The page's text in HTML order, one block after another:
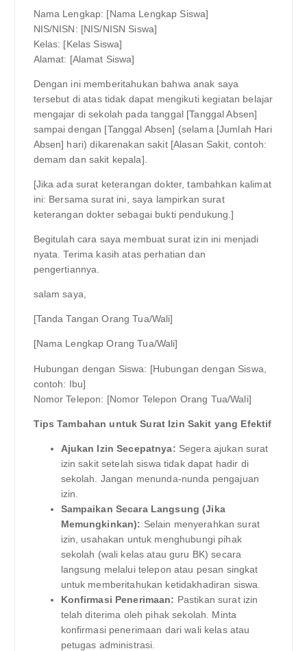
Nama Lengkap: [Nama Lengkap Siswa]
NIS/NISN: [NIS/NISN Siswa]
Kelas: [Kelas Siswa]
Alamat: [Alamat Siswa]
Dengan ini memberitahukan bahwa anak saya
tersebut di atas tidak dapat mengikuti kegiatan belajar
mengajar di sekolah pada tanggal [Tanggal Absen]
sampai dengan [Tanggal Absen] (selama [Jumlah Hari
Absen] hari) dikarenakan sakit [Alasan Sakit, contoh:
demam dan sakit kepala].
[Jika ada surat keterangan dokter, tambahkan kalimat
ini: Bersama surat ini, saya lampirkan surat
keterangan dokter sebagai bukti pendukung.]
Begitulah cara saya membuat surat izin ini menjadi
nyata. Terima kasih atas perhatian dan
pengertiannya.
salam saya,
[Tanda Tangan Orang Tua/Wali]
[Nama Lengkap Orang Tua/Wali]
Hubungan dengan Siswa: [Hubungan dengan Siswa,
contoh: Ibu]
Nomor Telepon: [Nomor Telepon Orang Tua/Wali]
Tips Tambahan untuk Surat Izin Sakit yang Efektif
Ajukan Izin Secepatnya: Segera ajukan surat
izin sakit setelah siswa tidak dapat hadir di
sekolah. Jangan menunda-nunda pengajuan
izin.
Sampaikan Secara Langsung (Jika
Memungkinkan): Selain menyerahkan surat
izin, usahakan untuk menghubungi pihak
sekolah (wali kelas atau guru BK) secara
langsung melalui telepon atau pesan singkat
untuk memberitahukan ketidakhadiran siswa.
Konfirmasi Penerimaan: Pastikan surat izin
telah diterima oleh pihak sekolah. Minta
konfirmasi penerimaan dari wali kelas atau
petugas administrasi.